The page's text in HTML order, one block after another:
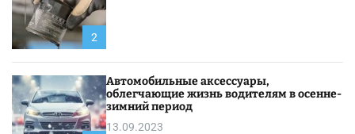
2
Автомобильные аксессуары,
облегчающие жизнь водителям в осенне-
зимний период
13.09.2023